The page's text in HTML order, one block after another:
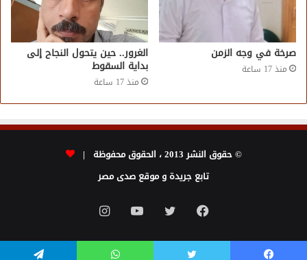
صرخة في وجه الزمن
منذ 17 ساعة
الغرور.. حين يتحول النجاح إلى
بداية السقوط
منذ 17 ساعة
© حقوق النشر 2013 ، الحقوق محفوظة |
تابع جريدة و موقع صدى مصر
فيسبوك تويتر يوتيوبانستقرام